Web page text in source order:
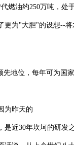
燃油约250万吨，处
为"大胆"的设想--将
位，每年可为国家
为昨天的
近30年坎坷的研发